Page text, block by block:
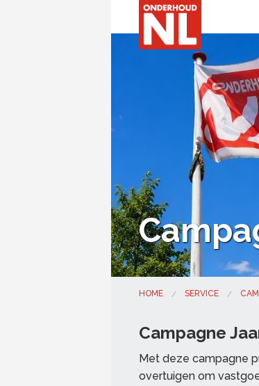
HOME SERVICE
Campagne
Met deze campagne
overtuigen om